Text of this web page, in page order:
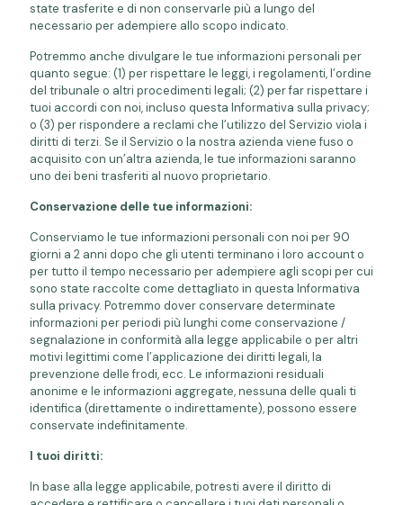
state trasferite e di non conservarle più a lungo del
necessario per adempiere allo scopo indicato.
Potremmo anche divulgare le tue informazioni personali per
quanto segue: (1) per rispettare le leggi, i regolamenti, l’ordine
del tribunale o altri procedimenti legali; (2) per far rispettare i
tuoi accordi con noi, incluso questa Informativa sulla privacy;
o (3) per rispondere a reclami che l’utilizzo del Servizio viola i
diritti di terzi. Se il Servizio o la nostra azienda viene fuso o
acquisito con un’altra azienda, le tue informazioni saranno
uno dei beni trasferiti al nuovo proprietario.
Conservazione delle tue informazioni:
Conserviamo le tue informazioni personali con noi per 90
giorni a 2 anni dopo che gli utenti terminano i loro account o
per tutto il tempo necessario per adempiere agli scopi per cui
sono state raccolte come dettagliato in questa Informativa
sulla privacy. Potremmo dover conservare determinate
informazioni per periodi più lunghi come conservazione /
segnalazione in conformità alla legge applicabile o per altri
motivi legittimi come l’applicazione dei diritti legali, la
prevenzione delle frodi, ecc. Le informazioni residuali
anonime e le informazioni aggregate, nessuna delle quali ti
identifica (direttamente o indirettamente), possono essere
conservate indefinitamente.
I tuoi diritti:
In base alla legge applicabile, potresti avere il diritto di